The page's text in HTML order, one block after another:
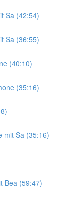
Sa (42:54)
Sa (36:55)
(40:10)
(35:16)
mit Sa (35:16)
Bea (59:47)